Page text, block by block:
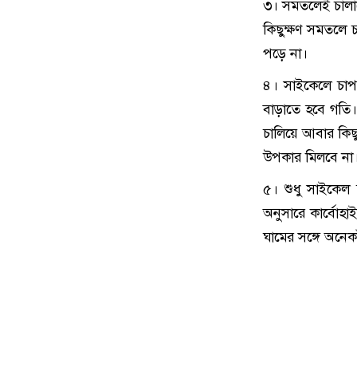
৩। সমতলেই
কিছুক্ষণ সমতলে
পড়ে না।
৪। সাইকেলে
বাড়াতে হবে
চালিয়ে আবার
উপকার মিলবে
৫। শুধু সাইকেল
অনুসারে
ঘামের সঙ্গে